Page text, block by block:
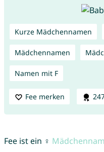
Kurze Mädchennamen
Mädchennamen
Namen mit F
Fee merken
Fee ist ein ♀